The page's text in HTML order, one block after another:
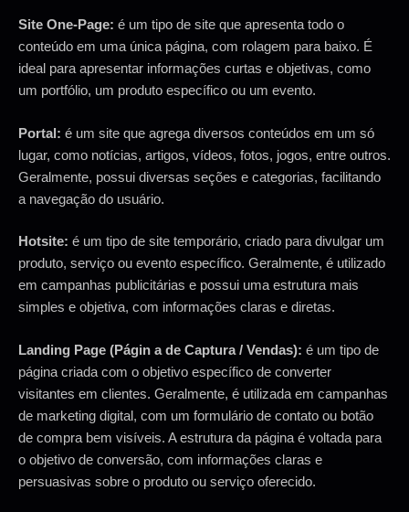
Site One-Page: é um tipo de site que apresenta todo o
conteúdo em uma única página, com rolagem para baixo. É
ideal para apresentar informações curtas e objetivas, como
um portfólio, um produto específico ou um evento.
Portal: é um site que agrega diversos conteúdos em um só
lugar, como notícias, artigos, vídeos, fotos, jogos, entre outros.
Geralmente, possui diversas seções e categorias, facilitando
a navegação do usuário.
Hotsite: é um tipo de site temporário, criado para divulgar um
produto, serviço ou evento específico. Geralmente, é utilizado
em campanhas publicitárias e possui uma estrutura mais
simples e objetiva, com informações claras e diretas.
Landing Page (Págin a de Captura / Vendas): é um tipo de
página criada com o objetivo específico de converter
visitantes em clientes. Geralmente, é utilizada em campanhas
de marketing digital, com um formulário de contato ou botão
de compra bem visíveis. A estrutura da página é voltada para
o objetivo de conversão, com informações claras e
persuasivas sobre o produto ou serviço oferecido.